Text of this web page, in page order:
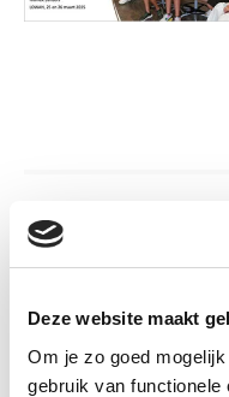
Deze website maakt
Om je zo goed
gebruik van
Informatie
Sprekers:
Jaar van uitgave: